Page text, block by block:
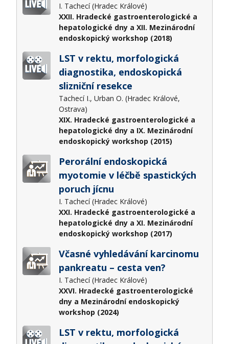
I. Tachecí (Hradec Králové)
XXII. Hradecké gastroenterologické a
hepatologické dny a XII. Mezinárodní
endoskopický workshop (2018)
LST v rektu, morfologická
diagnostika, endoskopická
slizniční resekce
Tachecí I., Urban O. (Hradec Králové,
Ostrava)
XIX. Hradecké gastroenterologické a
hepatologické dny a IX. Mezinárodní
endoskopický workshop (2015)
Perorální endoskopická
myotomie v léčbě spastických
poruch jícnu
I. Tachecí (Hradec Králové)
XXI. Hradecké gastroenterologické a
hepatologické dny a XI. Mezinárodní
endoskopický workshop (2017)
Včasné vyhledávání karcinomu
pankreatu – cesta ven?
I. Tachecí (Hradec Králové)
XXVI. Hradecké gastroenterologické
dny a Mezinárodní endoskopický
workshop (2024)
LST v rektu, morfologická